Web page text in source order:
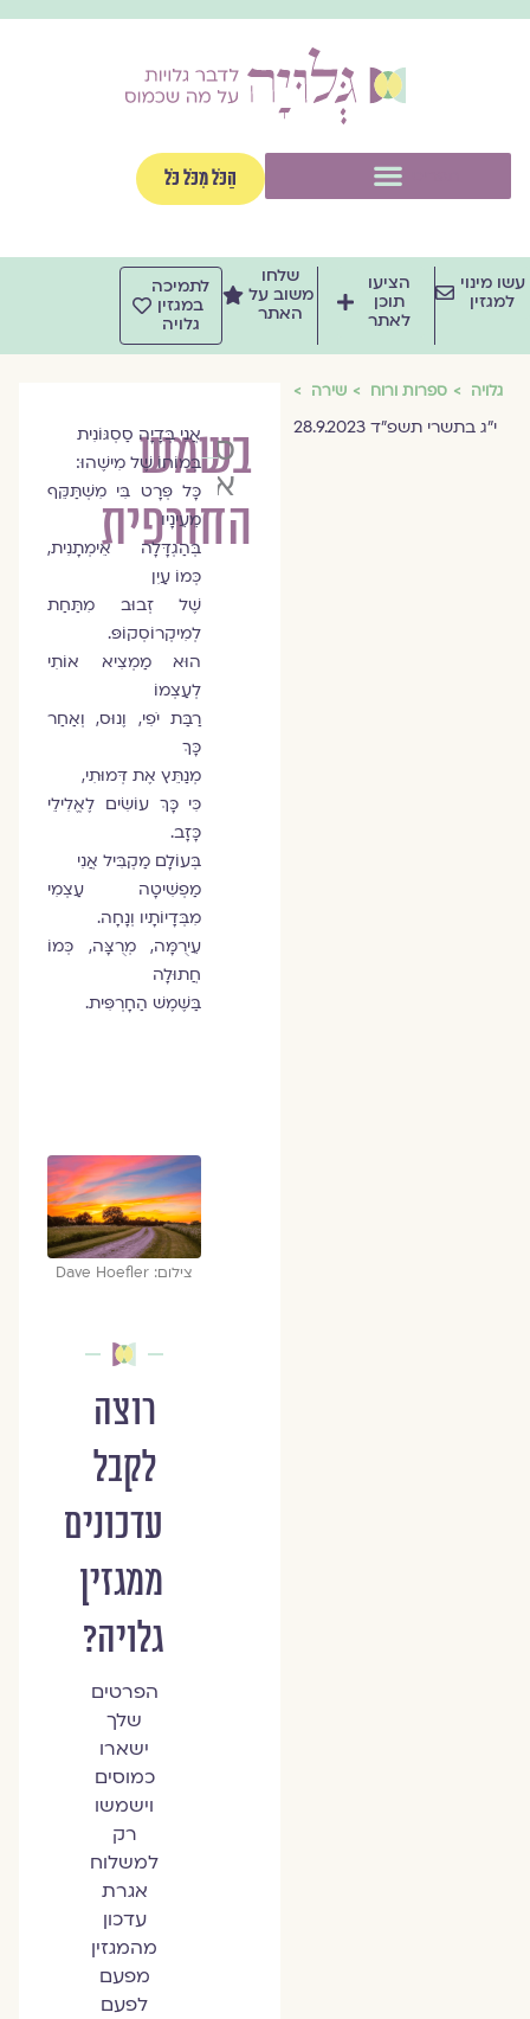
הַכֹּל מִכֹּל כֹּל
מינוי
למגזין
הציעו
תוכן
לאתר
שלחו
משוב על
האתר
לתמיכה
במגזין
גלויה
גלויה ספרות ורוח שירה
י״ג בתשרי תשפ״ד 28.9.2023
בשמש
החורפית
סמדר
אימור
אֲנִי בְּדָיָה סַסְגּוֹנִית
בְּמוֹחוֹ שֶׁל מִישֶׁהוּ:
כָּל פְּרָט בִּי מִשְׁתַּקֵּף
מֵעֵינָיו
בְּהַגְדָּלָה אֵימְתָנִית,
כְּמוֹ עַיִן
שֶׁל זְבוּב מִתַּחַת
לְמִיקְרוֹסְקוֹפּ.
הוּא מַמְצִיא אוֹתִי
לְעַצְמוֹ
רַבַּת יֹפִי, וֶנוּס, וְאַחַר
כָּךְ
מְנַתֵּץ אֶת דְּמוּתִי,
כִּי כָּךְ עוֹשִׂים לֶאֱלִילֵי
כָּזָב.
בְּעוֹלָם מַקְבִּיל אֲנִי
מַפְשִׁיטָה עַצְמִי
מִבְּדָיוֹתָיו וְנָחָה.
עֵירֻמָּה, מְרֻצָּה, כְּמוֹ
חֲתוּלָה
בַּשֶּׁמֶשׁ הַחָרְפִּית.
צילום: Dave Hoefler
רוצה
לקבל
עדכונים
ממגזין
גלויה?
הפרטים
שלך
ישארו
כמוסים
וישמשו
רק
למשלוח
אגרת
עדכון
מהמגזין
מפעם
לפעם